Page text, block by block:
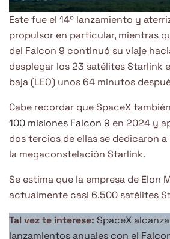
Este fue el 14º lanzamiento y
propulsor en particular, mientras
del Falcon 9 continuó su viaje
desplegar los 23 satélites Starlink
baja (LEO) unos 64 minutos
Cabe recordar que SpaceX
100 misiones Falcon 9 en 2024 y
dos tercios de ellas se dedicaron
la megaconstelación Starlink.
Se estima que la empresa de Elon
actualmente casi 6.500 satélites
Tal vez te interese: SpaceX
lanzamientos anuales con el